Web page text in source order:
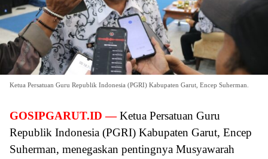
Ketua Persatuan Guru Republik Indonesia (PGRI) Kabupaten Garut, Encep Suherman.
GOSIPGARUT.ID — Ketua Persatuan Guru
Republik Indonesia (PGRI) Kabupaten Garut, Encep
Suherman, menegaskan pentingnya Musyawarah